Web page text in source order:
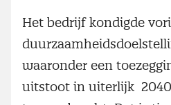
Het bedrijf kondigde
waaronder een
uitstoot in uiterlijk